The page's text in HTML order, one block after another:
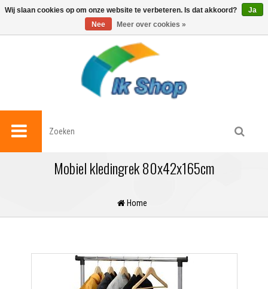
0
Mobiel kledingrek 80x42x165cm
Home
Wij slaan cookies op om onze website te verbeteren. Is dat akkoord?
Ja
Nee
Meer over cookies »